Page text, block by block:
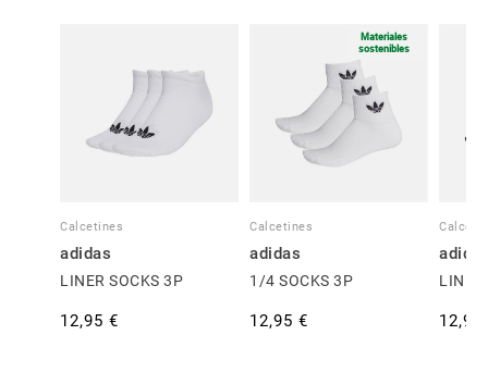
Calcetines
adidas
LINER SOCKS 3P
12,95 €
Materiales
sostenibles
Calcetines
adidas
1/4 SOCKS 3P
12,95 €
LINER
12,95